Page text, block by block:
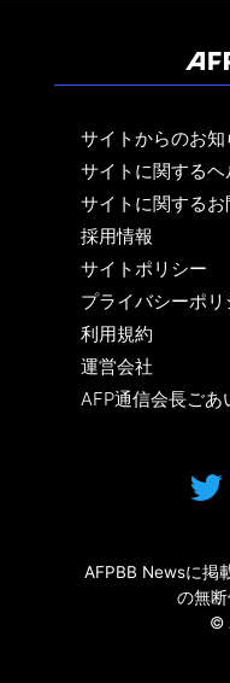
サイトからのお知
サイトに関するヘ
サイトに関する
採用情報
サイトポリシー
プライバシーポリ
利用規約
運営会社
AFP通信会長ごあ
AFPBB Newsに掲
の無断
©